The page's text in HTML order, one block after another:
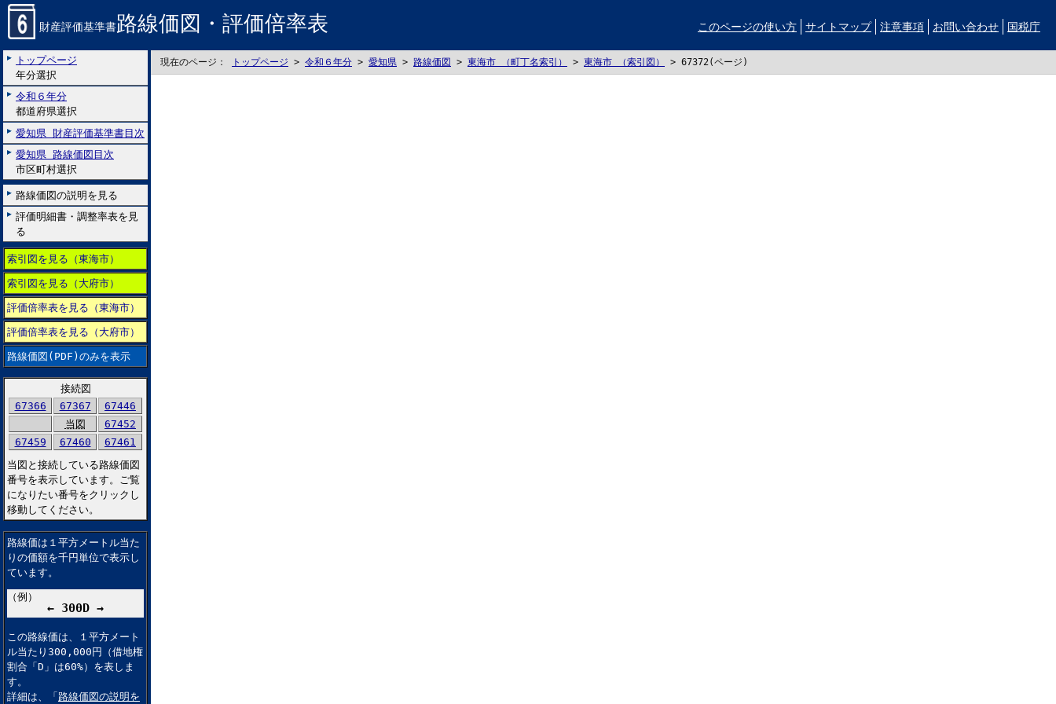
財産評価基準書路線価図・評価倍率表 このページの使い方 サイトマップ 注意事項 お問い合わせ 国税庁
トップページ
年分選択
令和６年分
都道府県選択
愛知県 財産評価基準書目次
愛知県 路線価図目次
市区町村選択
路線価図の説明を見る
評価明細書・調整率表を見
る
索引図を見る（東海市）
索引図を見る（大府市）
評価倍率表を見る（東海市）
評価倍率表を見る（大府市）
路線価図(PDF)のみを表示
接続図
67366
67367
67446
当図
67452
67459
67460
67461
当図と接続している路線価図
番号を表示しています。ご覧
になりたい番号をクリックし
移動してください。
路線価は１平方メートル当た
りの価額を千円単位で表示し
ています。
（例）
← 300D →
この路線価は、１平方メート
ル当たり300,000円（借地権
割合「D」は60%）を表しま
す。
詳細は、「 路線価図の説明を
現在のページ： トップページ > 令和６年分 > 愛知県 > 路線価図 > 東海市 （町丁名索引） > 東海市 （索引図） > 67372(ページ)